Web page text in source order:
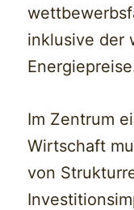
inklusive der
Im Zentrum
Wirtschaft
von